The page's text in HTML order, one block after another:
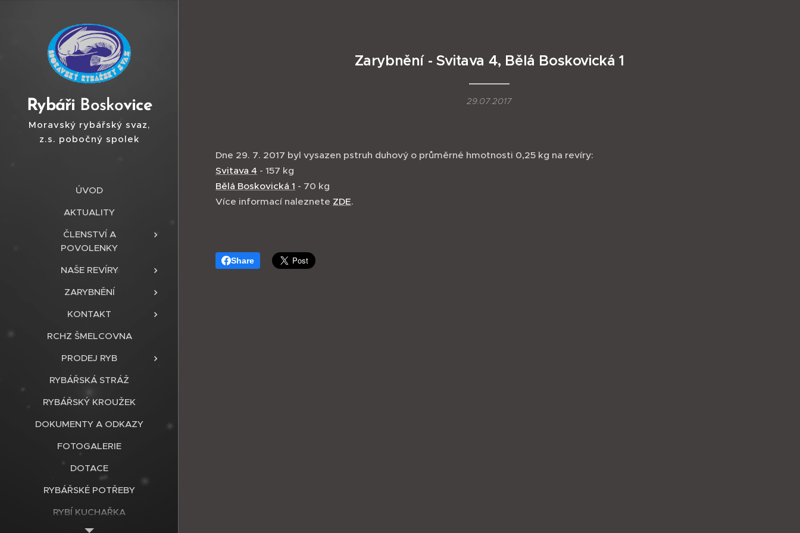
Rybáři Boskovice
Moravský rybářský svaz,
z.s. pobočný spolek
ÚVOD
AKTUALITY
ČLENSTVÍ A
POVOLENKY
NAŠE REVÍRY
ZARYBNĚNÍ
KONTAKT
RCHZ ŠMELCOVNA
PRODEJ RYB
RYBÁŘSKÁ STRÁŽ
RYBÁŘSKÝ KROUŽEK
DOKUMENTY A ODKAZY
FOTOGALERIE
DOTACE
RYBÁŘSKÉ POTŘEBY
RYBÍ KUCHAŘKA
Zarybnění - Svitava 4, Bělá Boskovická 1
29.07.2017
Dne 29. 7. 2017 byl vysazen pstruh duhový o průměrné hmotnosti 0,25 kg na revíry:
Svitava 4 - 157 kg
Bělá Boskovická 1 - 70 kg
Více informací naleznete ZDE.
Share